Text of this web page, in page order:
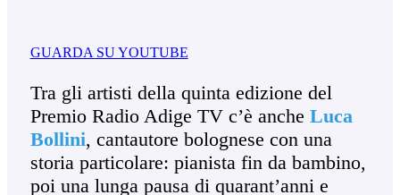
GUARDA SU YOUTUBE
Tra gli artisti della quinta edizione del
Premio Radio Adige TV c’è anche Luca
Bollini, cantautore bolognese con una
storia particolare: pianista fin da bambino,
poi una lunga pausa di quarant’anni e